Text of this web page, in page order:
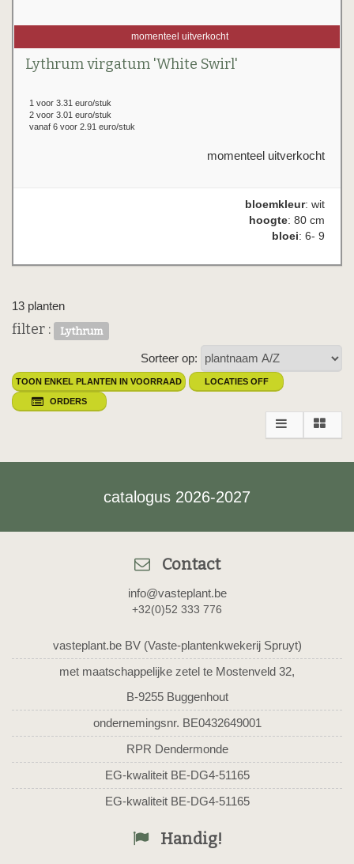
momenteel uitverkocht
Lythrum virgatum 'White Swirl'
1 voor 3.31 euro/stuk
2 voor 3.01 euro/stuk
vanaf 6 voor 2.91 euro/stuk
momenteel uitverkocht
bloemkleur: wit
hoogte: 80 cm
bloei: 6- 9
13 planten
filter : Lythrum
Sorteer op:
TOON ENKEL PLANTEN IN VOORRAAD LOCATIES OFF
ORDERS
catalogus 2026-2027
Contact
info@vasteplant.be
+32(0)52 333 776
vasteplant.be BV (Vaste-plantenkwekerij Spruyt)
met maatschappelijke zetel te Mostenveld 32,
B-9255 Buggenhout
ondernemingsnr. BE0432649001
RPR Dendermonde
EG-kwaliteit BE-DG4-51165
EG-kwaliteit BE-DG4-51165
Handig!